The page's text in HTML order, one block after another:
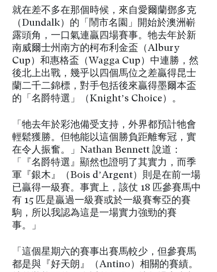
就在差不多在那個時候，來自愛爾蘭鄧多克
（Dundalk）的「鬧市名園」開始於澳洲嶄
露頭角，一口氣連贏四場賽事。牠去年於新
南威爾士州南方的柯布利金盃（Albury
Cup）和惠格盃（Wagga Cup）中連勝，然
後北上出戰，幾乎以四個馬位之差贏得昆士
蘭二千二錦標，對手包括後來贏得墨爾本盃
的「名爵特選」（Knight’s Choice）。
「牠去年於彩池備受支持，外界都預計牠會
輕鬆獲勝。但牠能以這個勝負距離奪冠，實
在令人振奮。」Nathan Bennett 說道：
「『名爵特選』顯然也證明了其實力，而季
軍『銀木』（Bois d’Argent）則是在前一場
已贏得一級賽。事實上，該仗 18 匹參賽馬中
有 15 匹是贏過一級賽或於一級賽奪亞的賽
駒，所以我認為這是一場實力強勁的賽
事。」
「這個星期六的賽事出賽馬較少，但參賽馬
都是與『好天朗』（Antino）相關的賽績。